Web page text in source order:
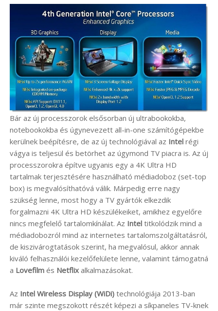
Bár az új processzorok elsősorban új ultrabookokba,
notebookokba és úgynevezett all-in-one számítógépekbe
kerülnek beépítésre, de az új technológiával az Intel régi
vágya is teljesül és betörhet az úgymond TV piacra is. Az új
processzorokra építve ugyanis egy a 4K Ultra HD
tartalmak terjesztésére használható médiadoboz (set-top
box) is megvalósíthatóvá válik. Márpedig erre nagy
szükség lenne, most hogy a TV gyártók elkezdik
forgalmazni 4K Ultra HD készülékeiket, amikhez egyelőre
nincs megfelelő tartalomkínálat. Az Intel titkolódzik mind a
médiadobozról mind az internetes tartalomszolgáltatásról,
de kiszivárogtatások szerint, ha megvalósul, akkor annak
kiváló felhasználói kezelőfelülete lenne, valamint támogatná
a Lovefilm és Netflix alkalmazásokat.
Az Intel Wireless Display (WiDi) technológiája 2013-ban
már szinte megszokott részét képezi a síkpaneles TV-knek